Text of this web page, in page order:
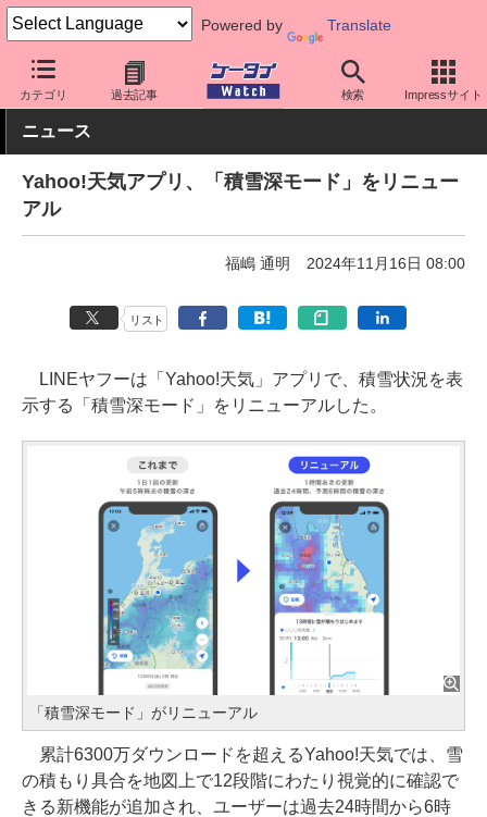
Powered by Translate
カテゴリ 過去記事 検索 Impressサイト
ケータイ Watch アプリ・サービス
ニュース
Yahoo!天気アプリ、「積雪深モード」をリニュー
アル
福嶋 通明 2024年11月16日 08:00
リスト
LINEヤフーは「Yahoo!天気」アプリで、積雪状況を表
示する「積雪深モード」をリニューアルした。
「積雪深モード」がリニューアル
累計6300万ダウンロードを超えるYahoo!天気では、雪
の積もり具合を地図上で12段階にわたり視覚的に確認で
きる新機能が追加され、ユーザーは過去24時間から6時